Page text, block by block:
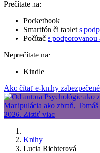
Prečítate na:
Pocketbook
Smartfón či tablet s
Počítač s podporovanou
Neprečítate na:
Kindle
Ako čítať e-knihy
Knihy
Lucia Richterová